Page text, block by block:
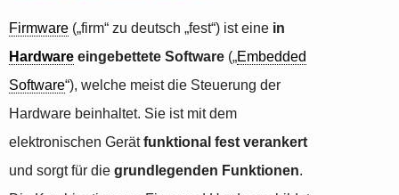
Firmware („firm“ zu deutsch „fest“) ist eine in
Hardware eingebettete Software („Embedded
Software“), welche meist die Steuerung der
Hardware beinhaltet. Sie ist mit dem
elektronischen Gerätfunktional fest verankert
und sorgt für die grundlegenden Funktionen.